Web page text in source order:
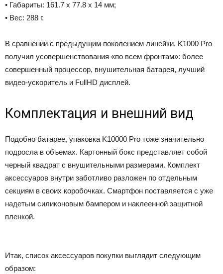
• Габариты: 161.7 х 77.8 х 14 мм;
• Вес: 288 г.
В сравнении с предыдущим поколением линейки, K1000 Pro
получил усовершенствования «по всем фронтам»: более
совершенный процессор, внушительная батарея, лучший
видео-ускоритель и FullHD дисплей.
Комплектация и внешний вид
Подобно батарее, упаковка K10000 Pro тоже значительно
подросла в объемах. Картонный бокс представляет собой
черный квадрат с внушительными размерами. Комплект
аксессуаров внутри заботливо разложен по отдельным
секциям в своих коробочках. Смартфон поставляется с уже
надетым силиконовым бампером и наклеенной защитной
пленкой.
Итак, список аксессуаров покупки выглядит следующим
образом: